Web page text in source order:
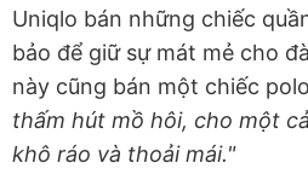
Uniqlo bán những chiếc
bảo để giữ sự mát mẻ cho
này cũng bán một chiếc
thấm hút mồ hôi, cho một
khô ráo và thoải mái."